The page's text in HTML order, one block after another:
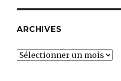
ARCHIVES
Archives